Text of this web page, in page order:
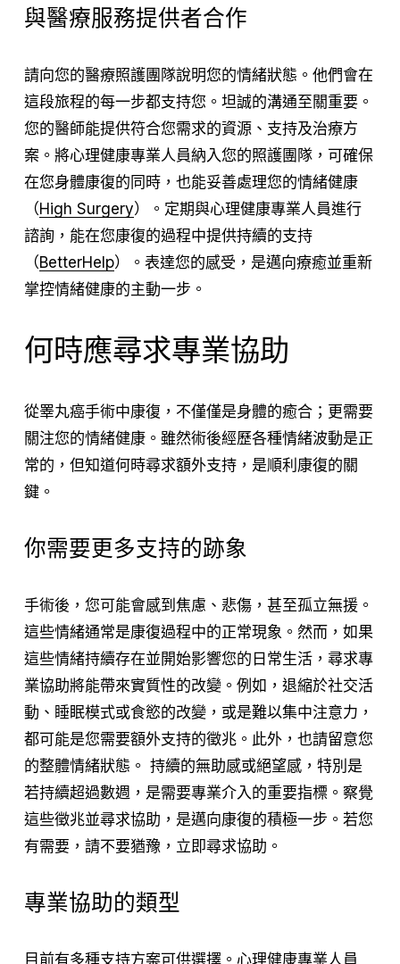
與醫療服務提供者合作
請向您的醫療照護團隊說明您的情緒狀態。他們會在
這段旅程的每一步都支持您。坦誠的溝通至關重要。
您的醫師能提供符合您需求的資源、支持及治療方
案。將心理健康專業人員納入您的照護團隊，可確保
在您身體康復的同時，也能妥善處理您的情緒健康
（High Surgery）。定期與心理健康專業人員進行
諮詢，能在您康復的過程中提供持續的支持
（BetterHelp）。表達您的感受，是邁向療癒並重新
掌控情緒健康的主動一步。
何時應尋求專業協助
從睪丸癌手術中康復，不僅僅是身體的癒合；更需要
關注您的情緒健康。雖然術後經歷各種情緒波動是正
常的，但知道何時尋求額外支持，是順利康復的關
鍵。
你需要更多支持的跡象
手術後，您可能會感到焦慮、悲傷，甚至孤立無援。
這些情緒通常是康復過程中的正常現象。然而，如果
這些情緒持續存在並開始影響您的日常生活，尋求專
業協助將能帶來實質性的改變。例如，退縮於社交活
動、睡眠模式或食慾的改變，或是難以集中注意力，
都可能是您需要額外支持的徵兆。此外，也請留意您
的整體情緒狀態。 持續的無助感或絕望感，特別是
若持續超過數週，是需要專業介入的重要指標。察覺
這些徵兆並尋求協助，是邁向康復的積極一步。若您
有需要，請不要猶豫，立即尋求協助。
專業協助的類型
目前有多種支持方案可供選擇。心理健康專業人員